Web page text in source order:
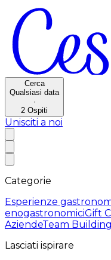
Cerca
Qualsiasi data
·
2 Ospiti
Unisciti a noi
Categorie
Esperienze
enogastronomiciGift
AziendeTeam Building
Lasciati ispirare